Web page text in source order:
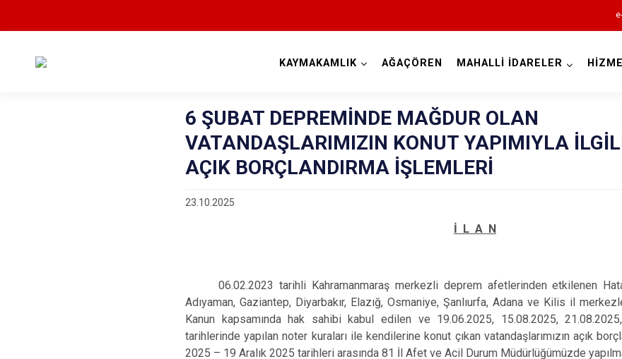
Güzelyurt
Ortaköy
Sarıyahşi
KAYMAKAMLIK AĞAÇÖREN MAHALLİ İDARELER
6 ŞUBAT DEPREMİNDE MAĞDUR OLAN
VATANDAŞLARIMIZIN KONUT YAPIMIYLA
AÇIK BORÇLANDIRMA İŞLEMLERİ
23.10.2025
İ L A N
06.02.2023 tarihli Kahramanmaraş merkezli deprem afetlerinden etkilenen
Adıyaman, Gaziantep, Diyarbakır, Elazığ, Osmaniye, Şanlıurfa, Adana ve Kilis il
Kanun kapsamında hak sahibi kabul edilen ve 19.06.2025, 15.08.2025,
tarihlerinde yapılan noter kuraları ile kendilerine konut çıkan vatandaşlarımızın açık
2025 – 19 Aralık 2025 tarihleri arasında 81 İl Afet ve Acil Durum Müdürlüğümüzde